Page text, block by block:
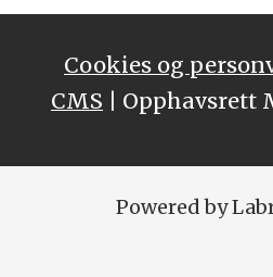
Cookies og
CMS | Opphavsrett
Powered by